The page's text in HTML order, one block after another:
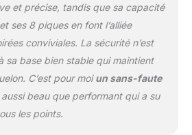
et précise, tandis que sa capacité
ses 8 piques en font l’alliée
conviviales. La sécurité n’est
sa base bien stable qui maintient
C’est pour moiun sans-faute
beau que performant qui a su
les points.